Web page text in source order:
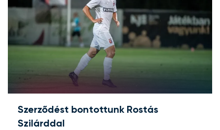
Szerződést bontottunk Rostás
Szilárddal